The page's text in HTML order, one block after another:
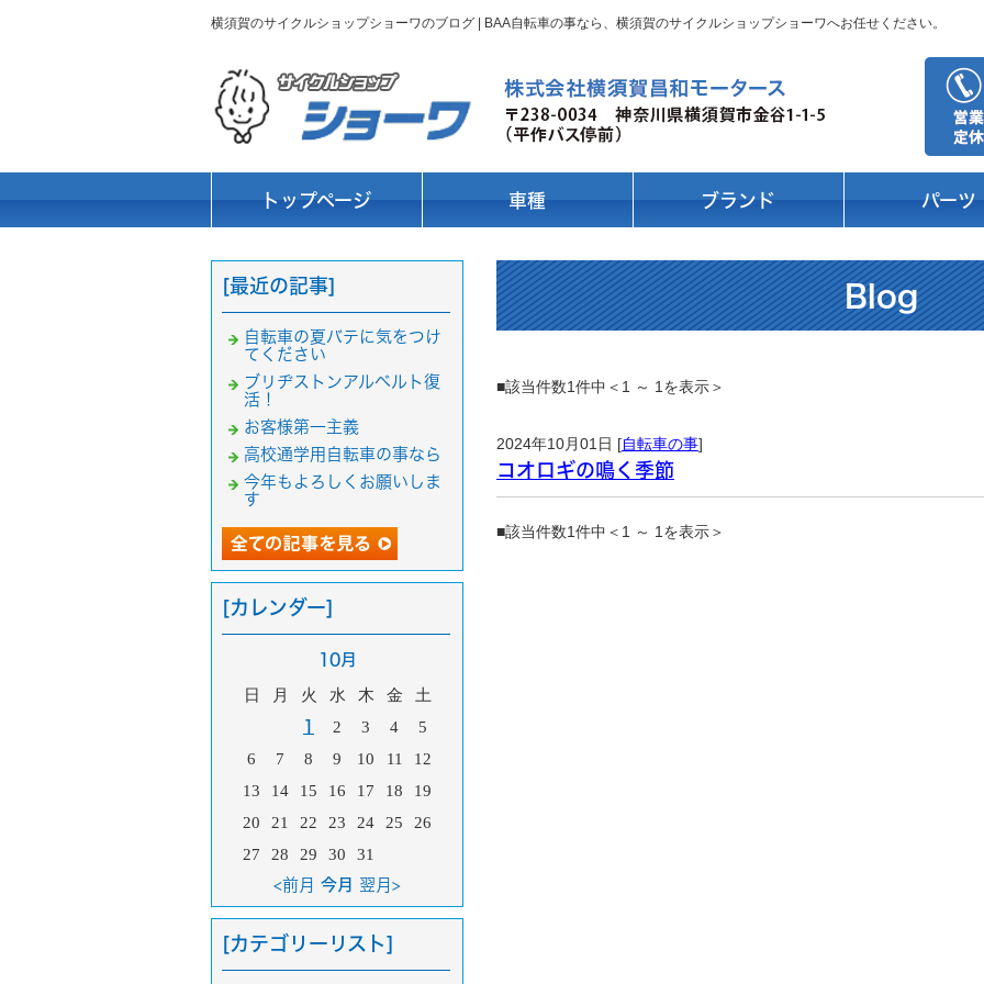
横須賀のサイクルショップショーワのブログ | BAA自転車の事なら、横須賀のサイクルショップショーワへお任せください。
トップページ 車種 ブランド パーツ
Blog
■該当件数1件中＜1 ～ 1を表示＞
2024年10月01日 [自転車の事]
コオロギの鳴く季節
■該当件数1件中＜1 ～ 1を表示＞
[最近の記事]
自転車の夏バテに気をつけ
てください
ブリヂストンアルベルト復
活！
お客様第一主義
高校通学用自転車の事なら
今年もよろしくお願いしま
す
[カレンダー]
10月
日 月 火 水 木 金 土
1 2 3 4
5
6
7 8 9 10 11
12
13
14 15 16 17 18
19
20
21 22 23 24 25
26
27
28 29 30 31
<前月 今月 翌月>
[カテゴリーリスト]